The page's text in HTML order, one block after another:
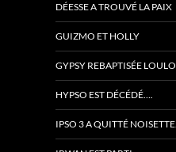
DÉESSE A TROUVÉ LA PAIX
GUIZMO ET HOLLY
GYPSY REBAPTISÉE
HYPSO EST DÉCÉDÉ….
IPSO 3 A QUITTÉ